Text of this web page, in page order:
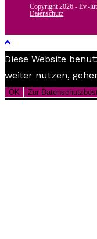
Copyright 2026 - Ev.-
Datenschutz
Diese Website
weiter nutzen,
OK Zur